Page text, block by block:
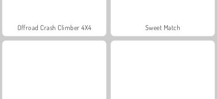
Offroad Crash Climber 4X4 Sweet Match